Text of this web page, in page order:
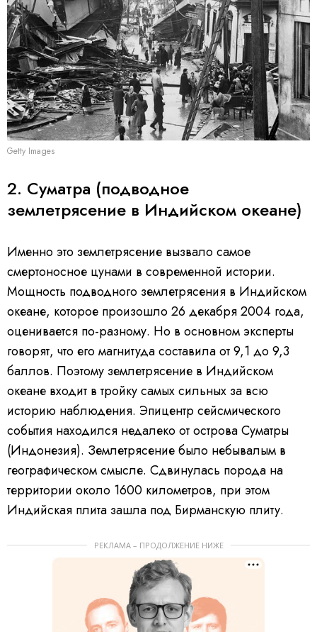
Getty Images
2. Суматра (подводное
землетрясение в Индийском океане)
Именно это землетрясение вызвало самое
смертоносное цунами в современной истории.
Мощность подводного землетрясения в Индийском
океане, которое произошло 26 декабря 2004 года,
оценивается по-разному. Но в основном эксперты
говорят, что его магнитуда составила от 9,1 до 9,3
баллов. Поэтому землетрясение в Индийском
океане входит в тройку самых сильных за всю
историю наблюдения. Эпицентр сейсмического
события находился недалеко от острова Суматры
(Индонезия). Землетрясение было небывалым в
географическом смысле. Сдвинулась порода на
территории около 1600 километров, при этом
Индийская плита зашла под Бирманскую плиту.
РЕКЛАМА – ПРОДОЛЖЕНИЕ НИЖЕ